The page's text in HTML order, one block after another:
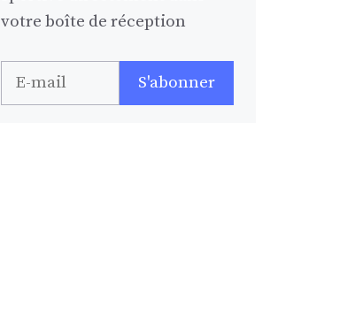
votre boîte de réception